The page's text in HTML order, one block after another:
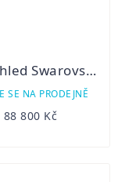
Puškohled Swarovski Z8i 3,5-28x50 P SR
SE NA PRODEJNĚ
88 800 Kč